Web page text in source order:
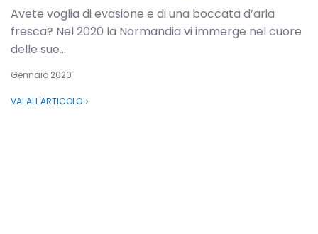
Avete voglia di evasione e di una boccata d’aria
fresca? Nel 2020 la Normandia vi immerge nel cuore
delle sue...
Gennaio 2020
VAI ALL'ARTICOLO